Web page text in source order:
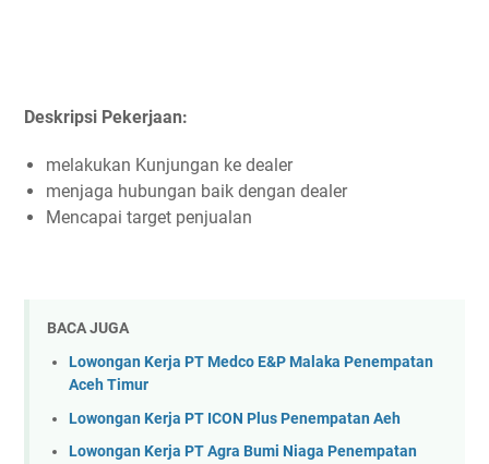
Deskripsi Pekerjaan:
melakukan Kunjungan ke dealer
menjaga hubungan baik dengan dealer
Mencapai target penjualan
BACA JUGA
Lowongan Kerja PT Medco E&P Malaka Penempatan
Aceh Timur
Lowongan Kerja PT ICON Plus Penempatan Aeh
Lowongan Kerja PT Agra Bumi Niaga Penempatan